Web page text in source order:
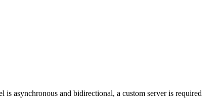
is asynchronous and bidirectional, a custom server is required